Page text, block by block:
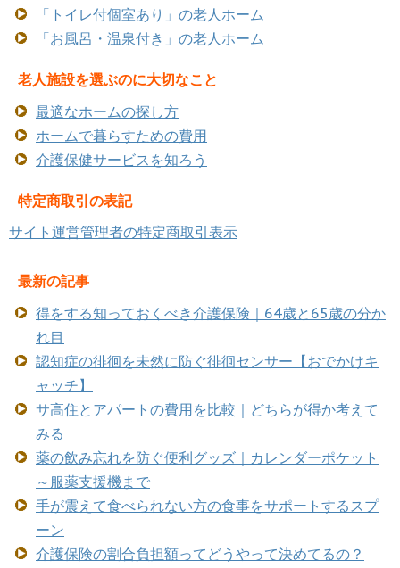
「トイレ付個室あり」の老人ホーム
「お風呂・温泉付き」の老人ホーム
老人施設を選ぶのに大切なこと
最適なホームの探し方
ホームで暮らすための費用
介護保健サービスを知ろう
特定商取引の表記
サイト運営管理者の特定商取引表示
最新の記事
得をする知っておくべき介護保険｜64歳と65歳の分か
れ目
認知症の徘徊を未然に防ぐ徘徊センサー【おでかけキ
ャッチ】
サ高住とアパートの費用を比較｜どちらが得か考えて
みる
薬の飲み忘れを防ぐ便利グッズ｜カレンダーポケット
～服薬支援機まで
手が震えて食べられない方の食事をサポートするスプ
ーン
介護保険の割合負担額ってどうやって決めてるの？